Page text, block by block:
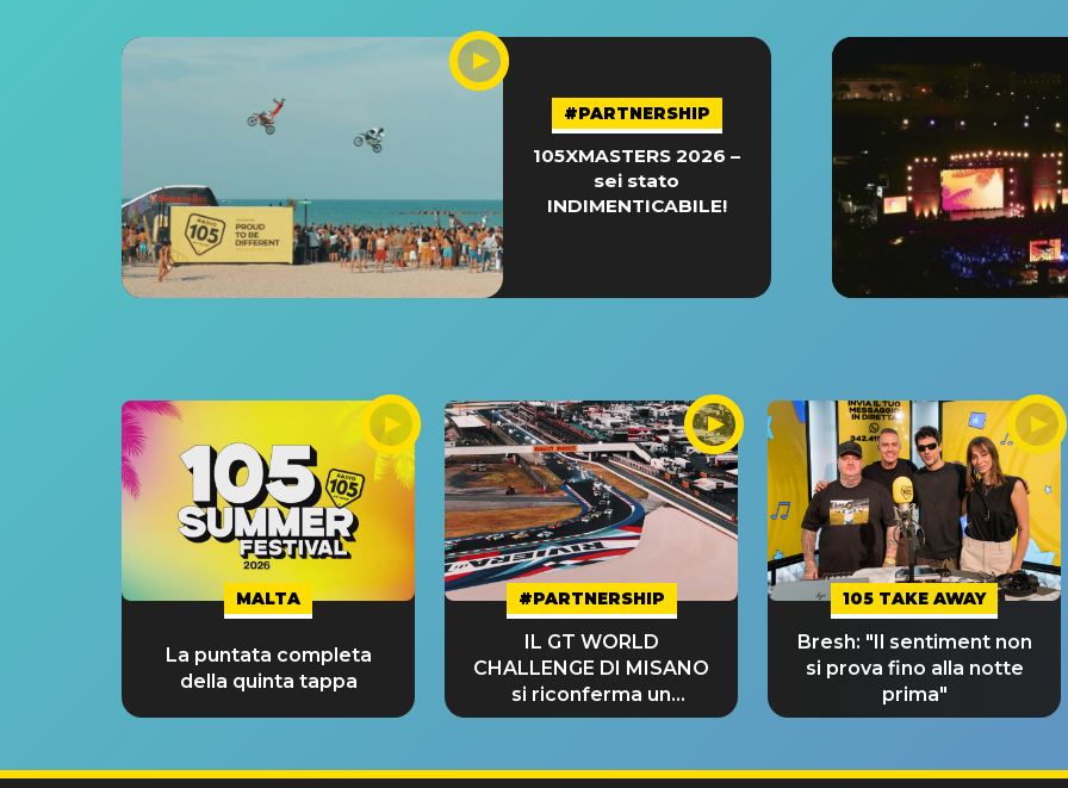
#PARTNERSHIP
105XMASTERS 2026 –
sei stato
INDIMENTICABILE!
MALTA
La puntata completa
della quinta tappa
#PARTNERSHIP
IL GT WORLD
CHALLENGE DI MISANO
si riconferma un
GRANDE SUCCESSO!
105 TAKE AWAY
Bresh: "Il sentiment non
si prova fino alla notte
prima"